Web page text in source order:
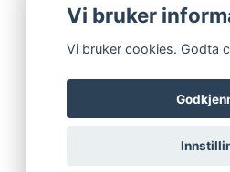
Vi bruker
Vi bruker cookies. Godta